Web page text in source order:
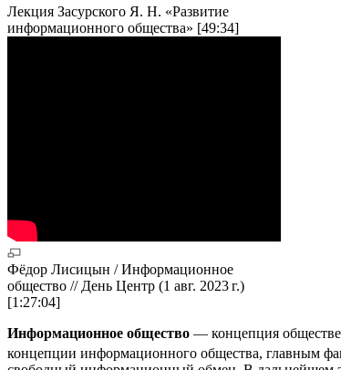
Лекция Засурского Я. Н. «Развитие
информационного общества» [49:34]
Фёдор Лисицын / Информационное
общество // День Центр (1 авг. 2023 г.)
[1:27:04]
Информационное общество — концепция
концепции информационного общества, главным